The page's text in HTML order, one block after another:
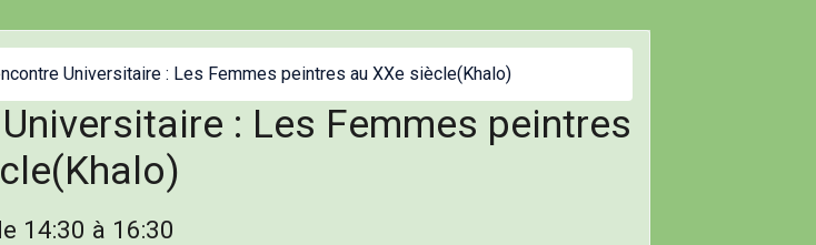
Universitaire : Les Femmes peintres au XXe siècle(Khalo)
: Les Femmes peintres
14:30 à 16:30